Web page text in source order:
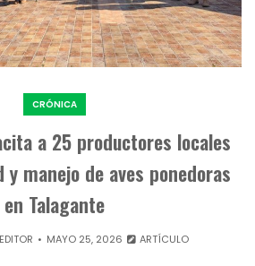
CRÓNICA
a 25 productores locales
manejo de aves ponedoras
en Talagante
EDITOR MAYO 25, 2026 ARTÍCULO